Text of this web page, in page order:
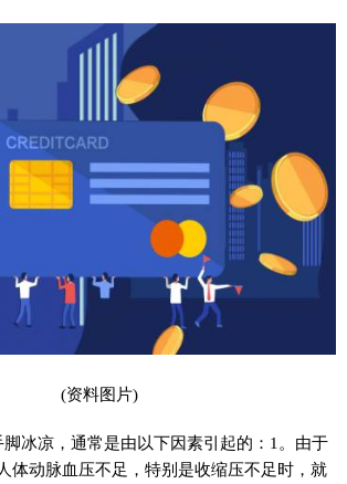
(资料图片)
冰凉，通常是由以下因素引起的：1。由于
体动脉血压不足，特别是收缩压不足时，就